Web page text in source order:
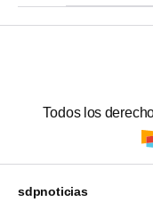
Todos los
sdpnoticias